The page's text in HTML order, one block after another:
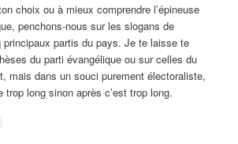
choix ou à mieux comprendre l’épineuse
penchons-nous sur les slogans de
principaux partis du pays. Je te laisse te
du parti évangélique ou sur celles du
mais dans un souci purement électoraliste,
trop long sinon après c’est trop long.